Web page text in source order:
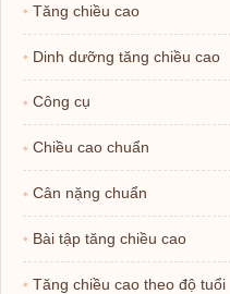
Tăng chiều cao
Dinh dưỡng tăng chiều cao
Công cụ
Chiều cao chuẩn
Cân nặng chuẩn
Bài tập tăng chiều cao
Tăng chiều cao theo độ tuổi